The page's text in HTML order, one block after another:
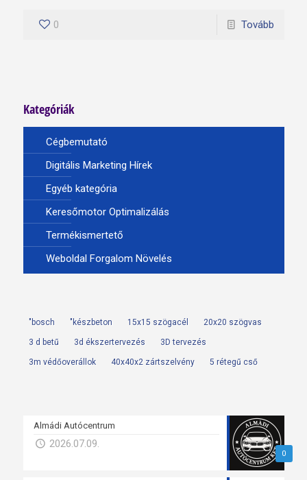
0 Tovább
Kategóriák
Cégbemutató
Digitális Marketing Hírek
Egyéb kategória
Keresőmotor Optimalizálás
Termékismertető
Weboldal Forgalom Növelés
"bosch "készbeton 15x15 szögacél 20x20 szögvas
3 d betű 3d ékszertervezés 3D tervezés
3m védőoverállok 40x40x2 zártszelvény 5 rétegű cső
0
Almádi Autócentrum
2026.07.09.